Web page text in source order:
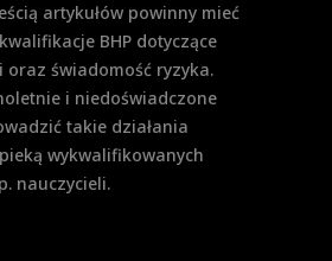
artykułów powinny mieć
BHP dotyczące
oraz świadomość ryzyka.
i niedoświadczone
takie działania
wykwalifikowanych
nauczycieli.